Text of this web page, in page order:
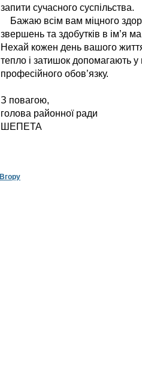
запити сучасного суспільства.
Бажаю всім вам міцного
звершень та здобутків в ім’я
Нехай кожен день вашого
тепло і затишок допомагають у
професійного обов’язку.
З повагою,
голова
ШЕПЕТА
Вгору